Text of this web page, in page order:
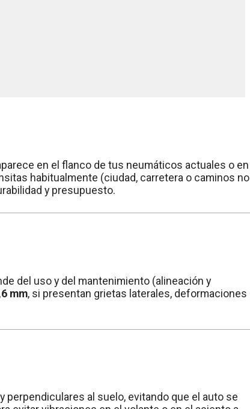
en el flanco de tus neumáticos actuales o en
habitualmente (ciudad, carretera o caminos no
y presupuesto.
del uso y del mantenimiento (alineación y
mm, si presentan grietas laterales, deformaciones
perpendiculares al suelo, evitando que el auto se